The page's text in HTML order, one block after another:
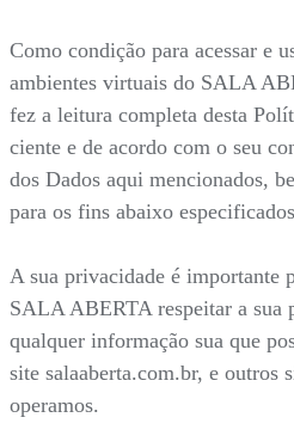
Como condição para acessar e
ambientes virtuais do SALA
fez a leitura completa desta
ciente e de acordo com o seu
dos Dados aqui mencionados,
para os fins abaixo
A sua privacidade é importante
SALA ABERTA respeitar a sua
qualquer informação sua que
site salaaberta.com.br, e outros
operamos.